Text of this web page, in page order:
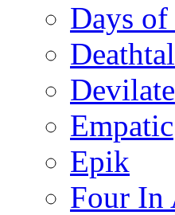
Days of
Devilate
Empatic
Epik
Four In